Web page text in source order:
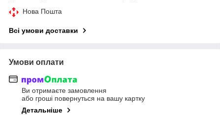
Нова Пошта
Всі умови доставки
Умови оплати
Ви отримаєте замовлення
або гроші повернуться на вашу картку
Детальніше